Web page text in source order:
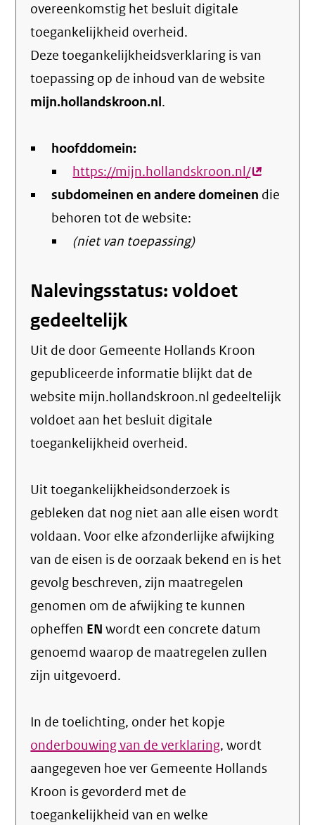
overeenkomstig het besluit digitale
toegankelijkheid overheid.
Deze toegankelijkheidsverklaring is van
toepassing op de inhoud van de website
mijn.hollandskroon.nl.
hoofddomein:
https://mijn.hollandskroon.nl/(externe
link)
subdomeinen en andere domeinen die
behoren tot de website:
(niet van toepassing)
Nalevingsstatus: voldoet
gedeeltelijk
Uit de door Gemeente Hollands Kroon
gepubliceerde informatie blijkt dat de
website mijn.hollandskroon.nl gedeeltelijk
voldoet aan het besluit digitale
toegankelijkheid overheid.
Uit toegankelijkheidsonderzoek is
gebleken dat nog niet aan alle eisen wordt
voldaan. Voor elke afzonderlijke afwijking
van de eisen is de oorzaak bekend en is het
gevolg beschreven, zijn maatregelen
genomen om de afwijking te kunnen
opheffen EN wordt een concrete datum
genoemd waarop de maatregelen zullen
zijn uitgevoerd.
In de toelichting, onder het kopje
onderbouwing van de verklaring, wordt
aangegeven hoe ver Gemeente Hollands
Kroon is gevorderd met de
toegankelijkheid van en welke